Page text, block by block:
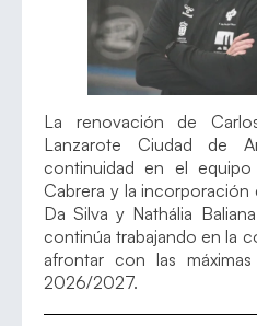
La renovación de
Lanzarote Ciudad de
continuidad en el
Cabrera y la incorporación
Da Silva y Nathália
continúa trabajando en la
afrontar con las
2026/2027.